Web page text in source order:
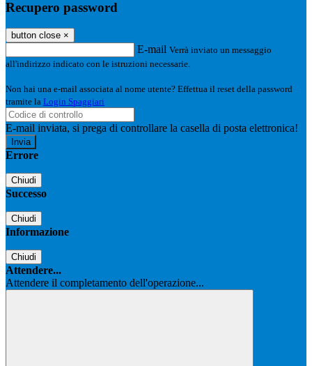
Recupero password
button close ×
E-mail Verrà inviato un messaggio
all'indirizzo indicato con le istruzioni necessarie.
Non hai una e-mail associata al nome utente? Effettua il reset della password
tramite la Login Spaggiari
E-mail inviata, si prega di controllare la casella di posta elettronica!
Errore
Chiudi
Successo
Chiudi
Informazione
Chiudi
Attendere...
Attendere il completamento dell'operazione...